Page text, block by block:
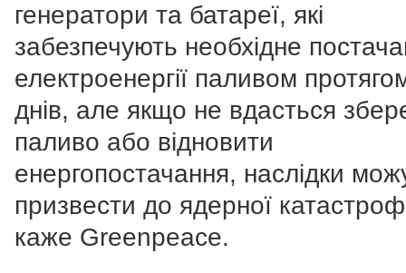
генератори та батареї, які
забезпечують необхідне
електроенергії паливом
днів, але якщо не вдасться
паливо або відновити
енергопостачання, наслідки
призвести до ядерної
каже Greenpeace.